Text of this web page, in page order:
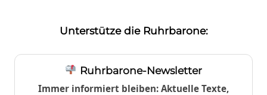
Unterstütze die Ruhrbarone:
Ruhrbarone-Newsletter
Immer informiert bleiben: Aktuelle Texte,